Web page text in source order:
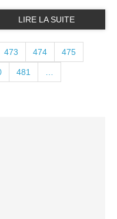
LIRE LA SUITE
473 474 475
481